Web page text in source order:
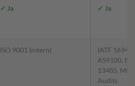
✓ Ja ✓ Ja
ISO 9001 (intern)
IATF 16949,
AS9100, ISO
13485,
Audits